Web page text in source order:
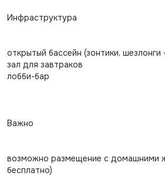
Инфраструктура
открытый бассейн (зонтики, шезлонги
зал для завтраков
лобби-бар
Важно
возможно размещение с домашними
бесплатно)